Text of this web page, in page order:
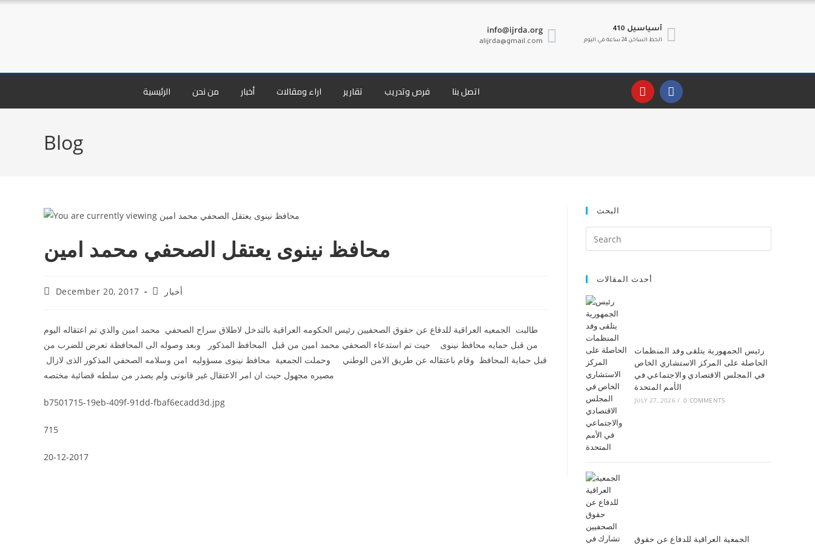
info@ijrda.org
alijrda@gmail.com
410 آسياسيل
الخط الساخن 24 ساعة في اليوم
الرئيسية من نحن أخبار اراء ومقالات تقارير فرص وتدريب اتصل بنا
Blog
محافظ نينوى يعتقل الصحفي محمد امين
December 20, 2017 أخبار
طالبت الجمعيه العراقية للدفاع عن حقوق الصحفيين رئيس الحكومه العراقية بالتدخل لاطلاق سراح الصحفي محمد امين والذي تم اعتقاله اليوم
من قبل حمايه محافظ نينوى حيث تم استدعاء الصحفي محمد امين من قبل المحافظ المذكور وبعد وصوله الى المحافظة تعرض للضرب من
قبل حماية المحافظ وقام باعتقاله عن طريق الامن الوطني وحملت الجمعية محافظ نينوى مسؤوليه امن وسلامه الصحفي المذكور الذى لازال
مصيره مجهول حيث ان امر الاعتقال غير قانونى ولم يصدر من سلطه قضائية مختصه
b7501715-19eb-409f-91dd-fbaf6ecadd3d.jpg
715
20-12-2017
البحث
أحدث المقالات
رئيس الجمهورية يتلقى وفد المنظمات
الحاصلة على المركز الاستشاري الخاص
في المجلس الاقتصادي والاجتماعي في
الأمم المتحدة
JULY 27, 2026 / 0 COMMENTS
الجمعية العراقية للدفاع عن حقوق